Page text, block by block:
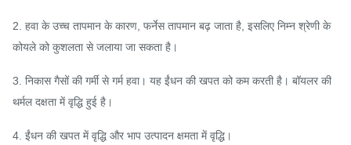
2. हवा के उच्च तापमान के कारण, फर्नेस तापमान बढ़ जाता है, इसलिए निम्न श्रेणी के
कोयले को कुशलता से जलाया जा सकता है।
3. निकास गैसों की गर्मी से गर्म हवा। यह ईंधन की खपत को कम करती है। बॉयलर की
थर्मल दक्षता में वृद्धि हुई है।
4. ईंधन की खपत में वृद्धि और भाप उत्पादन क्षमता में वृद्धि।